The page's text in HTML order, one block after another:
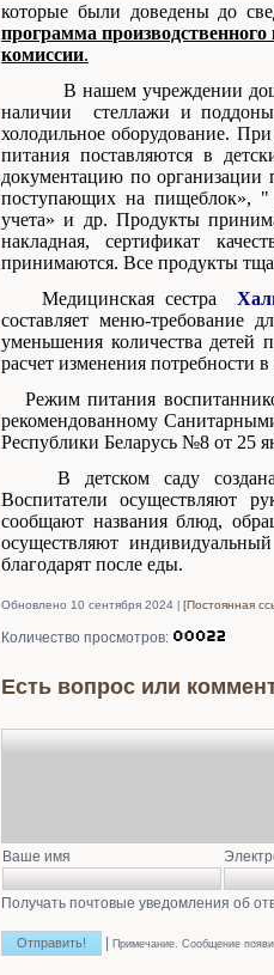
которые были доведены до
программа производственного
комиссии.
В нашем учреждении
наличии стеллажи и
холодильное оборудование.
питания поставляются в
документацию по организации
поступающих на пищеблок», "
учета» и др. Продукты
накладная, сертификат
принимаются. Все продукты
Медицинская сестра
составляет меню-требование
уменьшения количества
расчет изменения потребности
Режим питания
рекомендованному
Республики Беларусь №8 от 25
В детском саду
Воспитатели осуществляют
сообщают названия блюд,
осуществляют
благодарят после еды.
Обновлено 10 сентября 2024 [Постоянная
Количество просмотров:
Есть вопрос или
Ваше имя
Получать почтовые уведомления об
Примечание. Сообщение